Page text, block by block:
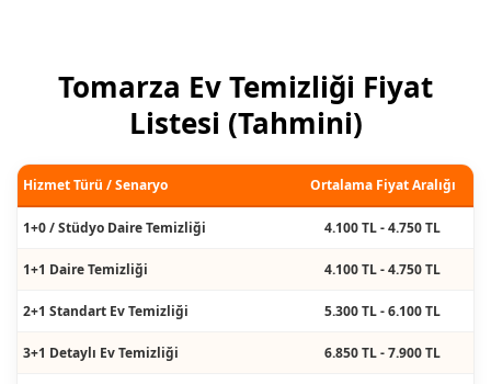
Tomarza Ev Temizliği Fiyat
Listesi (Tahmini)
Hizmet Türü / Senaryo Ortalama Fiyat Aralığı
1+0 / Stüdyo Daire Temizliği 4.100 TL - 4.750 TL
1+1 Daire Temizliği 4.100 TL - 4.750 TL
2+1 Standart Ev Temizliği 5.300 TL - 6.100 TL
3+1 Detaylı Ev Temizliği 6.850 TL - 7.900 TL